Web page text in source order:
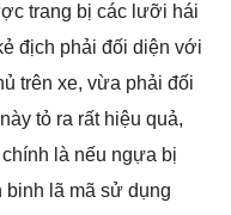
trang bị các lưỡi hái
địch phải đối diện với
trên xe, vừa phải đối
tỏ ra rất hiệu quả,
là nếu ngựa bị
lã mã sử dụng